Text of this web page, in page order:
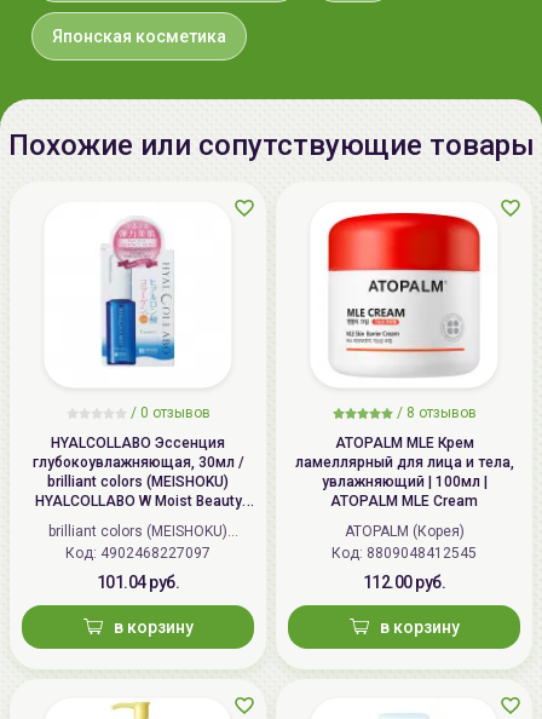
отдушек.
раза в день, утром и вечером.
1. Перед применение средства рекомендуется
предварительно воспользоваться
очищения кожии нанести лосьон серии GOOD AGING
2. Нанесите стик на кожу уделяя особое внимание
проблемным зонам (вокруг глаз, носогубной
треугольник и др).
3. Нанеситекрем серии GOOD AGING.
Наибольшего эффекта можно достичь используя
комплексно средства серии GOOD AGING отSANA
Японская косметика
Похожие или сопутствующие товары
/ 0 отзывов
HYALCOLLABO Эссенция
глубокоувлажняющая, 30мл /
brilliant colors (MEISHOKU)
HYALCOLLABO W Moist Beauty
Essence
brilliant colors (MEISHOKU)
(Япония)
Код: 4902468227097
101.04 руб.
в корзину
/ 8 отзывов
ATOPALM MLE Крем
ламеллярный для лица и тела,
увлажняющий | 100мл |
ATOPALM MLE Cream
ATOPALM (Корея)
Код: 8809048412545
112.00 руб.
в корзину